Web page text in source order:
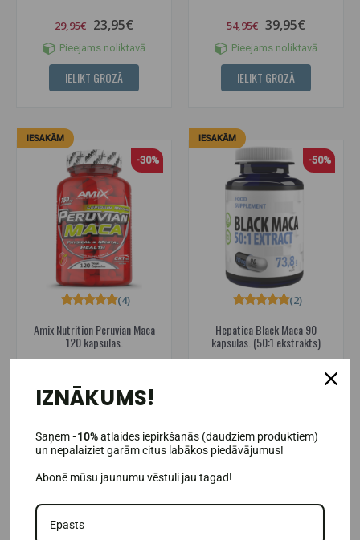
29,95€ 23,95€
Pieejams noliktavā
IELIKT GROZĀ
54,95€ 39,95€
Pieejams noliktavā
IELIKT GROZĀ
IESAKĀM
-30%
Amix Nutrition Peruvian Maca
120 kapsulas.
(4)
Pieejams noliktavā
IELIKT GROZĀ
IESAKĀM
-50%
Hepatica Black Maca 90
kapsulas. (50:1 ekstrakts)
(2)
IELIKT GROZĀ
-30%
IZNĀKUMS!
Saņem-10%atlaides iepirkšanās (daudziem produktiem)
un nepalaiziet garām citus labākos piedāvājumus!
Abonē mūsu jaunumu vēstuli jau tagad!